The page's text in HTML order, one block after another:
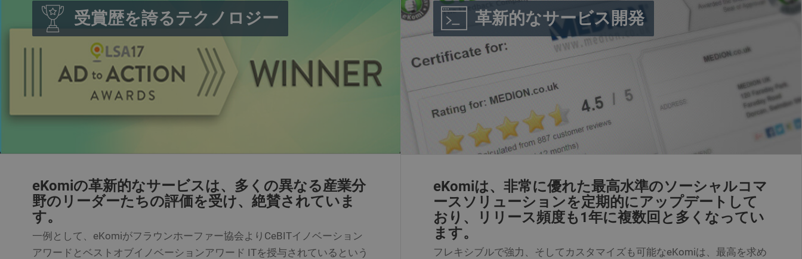
受賞歴を誇るテクノロジー
eKomiの革新的なサービスは、多くの異なる産業分
野のリーダーたちの評価を受け、絶賛されていま
す。
一例として、eKomiがフラウンホーファー協会よりCeBITイノベーション
アワードとベストオブイノベーションアワード ITを授与されているという
革新的なサービス開発
eKomiは、非常に優れた最高水準のソーシャルコマ
ースソリューションを定期的にアップデートして
おり、リリース頻度も1年に複数回と多くなってい
ます。
フレキシブルで強力、そしてカスタマイズも可能なeKomiは、最高を求め
厳密に必要なクッキーは、ユーザーのログインやアカウント管理など、ウェブサイトの中核となる機能を可能にします。厳密に必要な
cookieがないと、ウェブサイトを適切に利用できません。
名称
PHPSESSID
PHP.net
www.ekomi.de
Session
PHP言語を使用したアプリケーションで生成されるcookie。 これは、ユーザーセッシ
ョン変数を維持するために使用される汎用識別子です。 通常はランダムに生成された数
字で、どのように使用されるかはサイトによって異なりますが、ページ間でユーザーの
ログイン状態を維持するのが良い例です。
したGoogle Universal Analyticsに関連付けられています。 このcookieは、ランダムに
生成された番号をクライアント識別子として割り当てることにより、固有のユーザーを
識別するために使用されます。 これは、サイトの各ページリクエストに含まれ、サイト
分析レポートの訪問者、セッション、およびキャンペーンデータを算出するために使用
されます。 デフォルトでは、2年後に失効するように設定されていますが、これはウェ
ブサイトの所有者がカスタマイズできます。
_gid
Google LLC
.ekomi.de
1 day
このcookie名は、Google Analyticsに関連付けられています。 これはgtag.jsと
analytics.jsのスクリプトによって使用され、Google Analyticsによると、このcookieは
ユーザーを区別するために使用されます。
名称 概要
www.ekomi.de Session
内部分析のためにWebサイトで使用されている特別なフォントを追跡します。 cookieは訪
問者データを登録しません。
Corporation
www.ekomi.de
のキャッシュが更新される前にページに戻った場合に、更新された数が
表示されるようにします。
__atuvs
このcookieは Addthis によって設定され、ページを共有した後、共有数
のキャッシュが更新される前にページに戻った場合に、更新された数が
表示されるようにします。
概要
8 months 4 weeks
インカムによるシステム生成ハッシュ